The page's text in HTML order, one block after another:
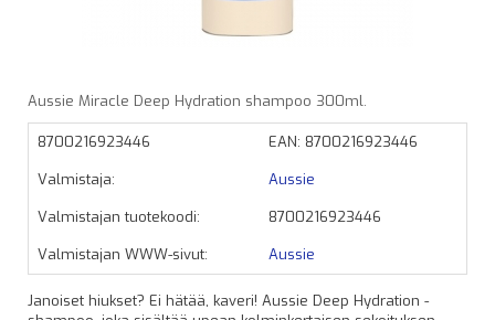
Aussie Miracle Deep Hydration shampoo 300ml.
8700216923446
EAN: 8700216923446
Valmistaja:
Aussie
Valmistajan tuotekoodi:
8700216923446
Valmistajan WWW-sivut:
Aussie
Janoiset hiukset? Ei hätää, kaveri! Aussie Deep Hydration -